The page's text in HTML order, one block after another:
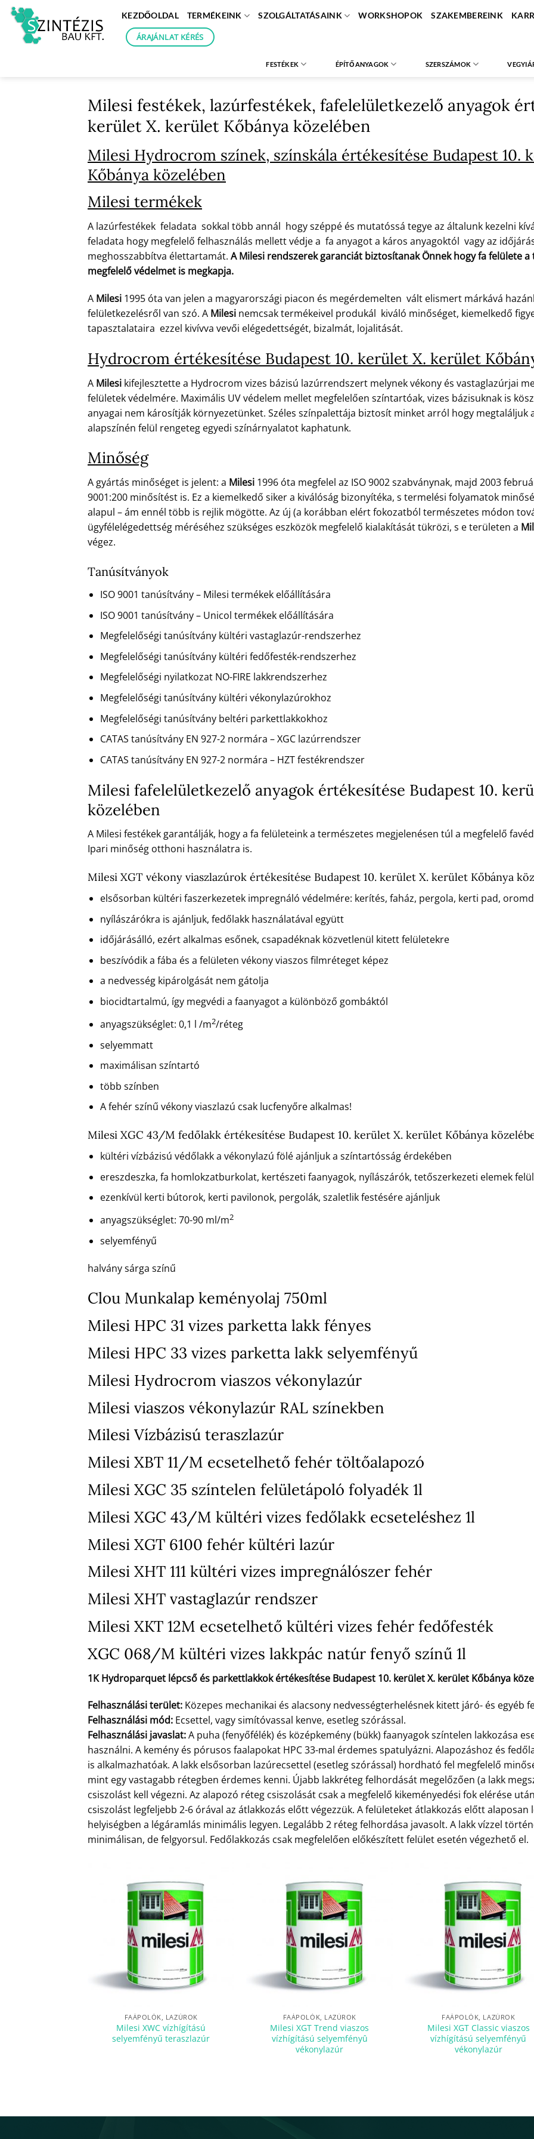
Skip
content
KEZDŐOLDAL TERMÉKEINK SZOLGÁLTATÁSAINK WORKSHOPOK SZAKEMBEREINK
ÁRAJÁNLAT KÉRÉS
FESTÉKEK ÉPÍTŐANYAGOK SZERSZÁMOK
Milesi festékek, lazúrfestékek, fafelelületkezelő anyagok
kerület X. kerület Kőbánya közelében
Milesi Hydrocrom színek, színskála értékesítése Budapest 10.
Kőbánya közelében
Milesi termékek
A lazúrfestékek feladata sokkal több annál hogy széppé és mutatóssá tegye az általunk kezelni
feladata hogy megfelelő felhasználás mellett védje a fa anyagot a káros anyagoktól vagy az
meghosszabbítva élettartamát. A Milesi rendszerek garanciát biztosítanak Önnek hogy fa felülete
megfelelő védelmet is megkapja.
A Milesi 1995 óta van jelen a magyarországi piacon és megérdemelten vált elismert márkává
felületkezelésről van szó. A Milesi nemcsak termékeivel produkál kiváló minőséget, kiemelkedő
tapasztalataira ezzel kivívva vevői elégedettségét, bizalmát, lojalitását.
Hydrocrom értékesítése Budapest 10. kerület X. kerület
A Milesi kifejlesztette a Hydrocrom vizes bázisú lazúrrendszert melynek vékony és vastaglazúrjai
felületek védelmére. Maximális UV védelem mellet megfelelően színtartóak, vizes bázisuknak is
anyagai nem károsítják környezetünket. Széles színpalettája biztosít minket arról hogy megtaláljuk
alapszínén felül rengeteg egyedi színárnyalatot kaphatunk.
Minőség
A gyártás minőséget is jelent: a Milesi 1996 óta megfelel az ISO 9002 szabványnak, majd 2003
9001:200 minősítést is. Ez a kiemelkedő siker a kiválóság bizonyítéka, s termelési folyamatok
alapul – ám ennél több is rejlik mögötte. Az új (a korábban elért fokozatból természetes módon
ügyfélelégedettség méréséhez szükséges eszközök megfelelő kialakítását tükrözi, s e területen a
végez.
Tanúsítványok
ISO 9001 tanúsítvány – Milesi termékek előállítására
ISO 9001 tanúsítvány – Unicol termékek előállítására
Megfelelőségi tanúsítvány kültéri vastaglazúr-rendszerhez
Megfelelőségi tanúsítvány kültéri fedőfesték-rendszerhez
Megfelelőségi nyilatkozat NO-FIRE lakkrendszerhez
Megfelelőségi tanúsítvány kültéri vékonylazúrokhoz
Megfelelőségi tanúsítvány beltéri parkettlakkokhoz
CATAS tanúsítvány EN 927-2 normára – XGC lazúrrendszer
CATAS tanúsítvány EN 927-2 normára – HZT festékrendszer
Milesi fafelelületkezelő anyagok értékesítése Budapest 10.
közelében
A Milesi festékek garantálják, hogy a fa felületeink a természetes megjelenésen túl a megfelelő
Ipari minőség otthoni használatra is.
Milesi XGT vékony viaszlazúrok értékesítése Budapest 10. kerület X. kerület Kőbánya
elsősorban kültéri faszerkezetek impregnáló védelmére: kerítés, faház, pergola, kerti pad,
nyílászárókra is ajánljuk, fedőlakk használatával együtt
időjárásálló, ezért alkalmas esőnek, csapadéknak közvetlenül kitett felületekre
beszívódik a fába és a felületen vékony viaszos filmréteget képez
a nedvesség kipárolgását nem gátolja
biocidtartalmú, így megvédi a faanyagot a különböző gombáktól
anyagszükséglet: 0,1 l /m2/réteg
selyemmatt
maximálisan színtartó
több színben
A fehér színű vékony viaszlazú csak lucfenyőre alkalmas!
Milesi XGC 43/M fedőlakk értékesítése Budapest 10. kerület X. kerület Kőbánya
kültéri vízbázisú védőlakk a vékonylazú fölé ajánljuk a színtartósság érdekében
ereszdeszka, fa homlokzatburkolat, kertészeti faanyagok, nyílászárók, tetőszerkezeti elemek
ezenkívül kerti bútorok, kerti pavilonok, pergolák, szaletlik festésére ajánljuk
anyagszükséglet: 70-90 ml/m2
selyemfényű
halvány sárga színű
Clou Munkalap keményolaj 750ml
Milesi HPC 31 vizes parketta lakk fényes
Milesi HPC 33 vizes parketta lakk selyemfényű
Milesi Hydrocrom viaszos vékonylazúr
Milesi viaszos vékonylazúr RAL színekben
Milesi Vízbázisú teraszlazúr
Milesi XBT 11/M ecsetelhető fehér töltőalapozó
Milesi XGC 35 színtelen felületápoló folyadék 1l
Milesi XGC 43/M kültéri vizes fedőlakk ecseteléshez 1l
Milesi XGT 6100 fehér kültéri lazúr
Milesi XHT 111 kültéri vizes impregnálószer fehér
Milesi XHT vastaglazúr rendszer
Milesi XKT 12M ecsetelhető kültéri vizes fehér fedőfesték
XGC 068/M kültéri vizes lakkpác natúr fenyő színű 1l
1K Hydroparquet lépcső és parkettlakkok értékesítése Budapest 10. kerület X. kerület Kőbánya
Felhasználási terület: Közepes mechanikai és alacsony nedvességterhelésnek kitett járó- és egyéb
Felhasználási mód: Ecsettel, vagy simítóvassal kenve, esetleg szórással.
Felhasználási javaslat:A puha (fenyőfélék) és középkemény (bükk) faanyagok színtelen lakkozása
használni. A kemény és pórusos faalapokat HPC 33-mal érdemes spatulyázni. Alapozáshoz és
is alkalmazhatóak. A lakk elsősorban lazúrecsettel (esetleg szórással) hordható fel megfelelő
mint egy vastagabb rétegben érdemes kenni. Újabb lakkréteg felhordását megelőzően (a lakk
csiszolást kell végezni. Az alapozó réteg csiszolását csak a megfelelő kikeményedési fok elérése
csiszolást legfeljebb 2-6 órával az átlakkozás előtt végezzük. A felületeket átlakkozás előtt
helyiségben a légáramlás minimális legyen. Legalább 2 réteg felhordása javasolt. A lakk vízzel
minimálisan, de felgyorsul. Fedőlakkozás csak megfelelően előkészített felület esetén végezhető el.
FAÁPOLÓK, LAZÚROK
Milesi XWC vízhígítású
selyemfényű teraszlazúr
FAÁPOLÓK, LAZÚROK
Milesi XGT Trend viaszos
vízhígítású selyemfényû
vékonylazúr
FAÁPOLÓK, LAZÚROK
Milesi XGT Classic viaszos
vízhígítású selyemfényű
vékonylazúr